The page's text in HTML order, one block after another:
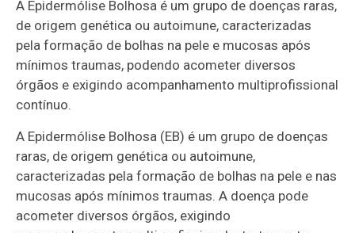
A Epidermólise Bolhosa é um grupo de doenças raras,
de origem genética ou autoimune, caracterizadas
pela formação de bolhas na pele e mucosas após
mínimos traumas, podendo acometer diversos
órgãos e exigindo acompanhamento multiprofissional
contínuo.
A Epidermólise Bolhosa (EB) é um grupo de doenças
raras, de origem genética ou autoimune,
caracterizadas pela formação de bolhas na pele e nas
mucosas após mínimos traumas. A doença pode
acometer diversos órgãos, exigindo